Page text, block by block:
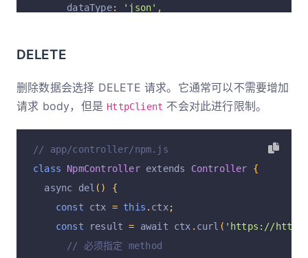
      dataType
: 'json' ,
}
DELETE
删除数据会选择 DELETE 请求。它通常可以不需要增加
请求 body，但是 HttpClient 不会对此进行限制。
// app/controller/npm.js
class
NpmController extends Controller
{
  async del
()
{
const ctx = this . ctx;
const result = await ctx . curl ( 'https://
// 必须指定 method